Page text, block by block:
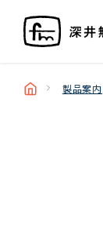
製品案内